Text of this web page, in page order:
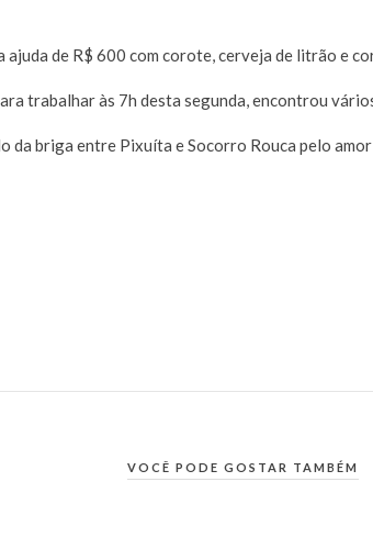
ajuda de R$ 600 com corote, cerveja de litrão e
trabalhar às 7h desta segunda, encontrou
da briga entre Pixuíta e Socorro Rouca pelo
VOCÊ PODE GOSTAR TAMBÉM